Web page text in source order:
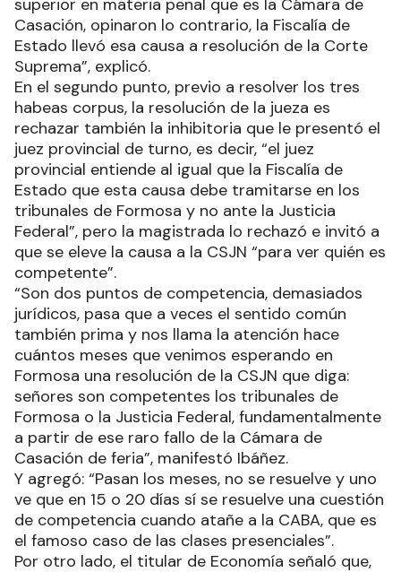
superior en materia penal que es la Cámara de
Casación, opinaron lo contrario, la Fiscalía de
Estado llevó esa causa a resolución de la Corte
Suprema”, explicó.
En el segundo punto, previo a resolver los tres
habeas corpus, la resolución de la jueza es
rechazar también la inhibitoria que le presentó el
juez provincial de turno, es decir, “el juez
provincial entiende al igual que la Fiscalía de
Estado que esta causa debe tramitarse en los
tribunales de Formosa y no ante la Justicia
Federal”, pero la magistrada lo rechazó e invitó a
que se eleve la causa a la CSJN “para ver quién es
competente”.
“Son dos puntos de competencia, demasiados
jurídicos, pasa que a veces el sentido común
también prima y nos llama la atención hace
cuántos meses que venimos esperando en
Formosa una resolución de la CSJN que diga:
señores son competentes los tribunales de
Formosa o la Justicia Federal, fundamentalmente
a partir de ese raro fallo de la Cámara de
Casación de feria”, manifestó Ibáñez.
Y agregó: “Pasan los meses, no se resuelve y uno
ve que en 15 o 20 días sí se resuelve una cuestión
de competencia cuando atañe a la CABA, que es
el famoso caso de las clases presenciales”.
Por otro lado, el titular de Economía señaló que,